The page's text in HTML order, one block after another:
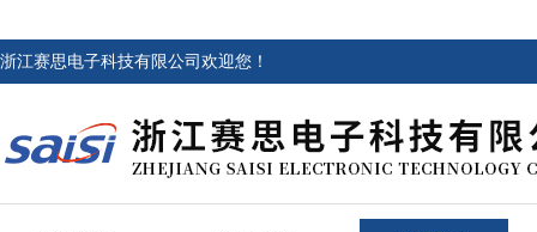
浙江赛思电子科技有限公司欢迎您！